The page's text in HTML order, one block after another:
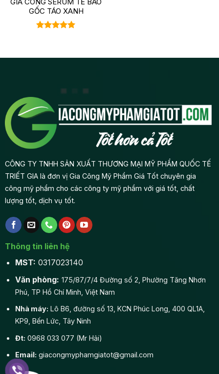
GIA CÔNG SERUM TẾ BÀO
GỐC TÁO XANH
CÔNG TY TNHH SẢN XUẤT THƯƠNG MẠI MỸ PHẨM QUỐC TẾ
TRIẾT GIA là đơn vị Gia Công Mỹ Phẩm Giá Tốt chuyên gia
công mỹ phẩm cho các công ty mỹ phẩm với giá tốt, chất
lượng tốt, dịch vụ tốt.
Thông tin liên hệ
MST: 0317023140
Văn phòng: 175/87/7/4 Đường số 2, Phường Tăng Nhơn
Phú, TP Hồ Chí Minh, Việt Nam
Nhà máy: Lô B6, đường số 13, KCN Phúc Long, 400 QL1A,
KP9, Bến Lức, Tây Ninh
Đt: 0968 033 077 (Mr Hải)
Email: giacongmyphamgiatot@gmail.com